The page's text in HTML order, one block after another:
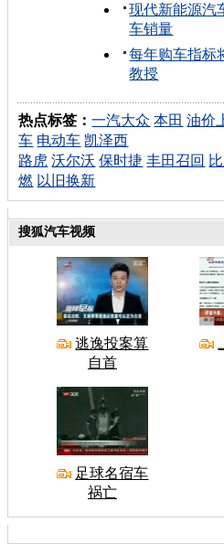
现代新能源汽
车销量
每年购车指标
教授
热点标签：一汽大众 本田 油价
车 电动车 凯泽西
路虎 沃尔沃 保时捷 丰田召回
燃 以旧换新
搜狐汽车视频
逃逸投案算
自首
足球名宿车
祸亡